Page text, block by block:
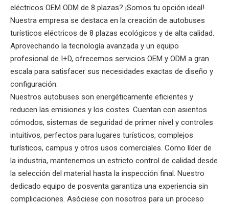
eléctricos OEM ODM de 8 plazas? ¡Somos tu opción ideal!
Nuestra empresa se destaca en la creación de autobuses
turísticos eléctricos de 8 plazas ecológicos y de alta calidad.
Aprovechando la tecnología avanzada y un equipo
profesional de I+D, ofrecemos servicios OEM y ODM a gran
escala para satisfacer sus necesidades exactas de diseño y
configuración.
Nuestros autobuses son energéticamente eficientes y
reducen las emisiones y los costes. Cuentan con asientos
cómodos, sistemas de seguridad de primer nivel y controles
intuitivos, perfectos para lugares turísticos, complejos
turísticos, campus y otros usos comerciales. Como líder de
la industria, mantenemos un estricto control de calidad desde
la selección del material hasta la inspección final. Nuestro
dedicado equipo de posventa garantiza una experiencia sin
complicaciones. Asóciese con nosotros para un proceso